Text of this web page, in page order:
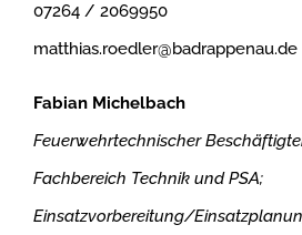
07264 / 2069950
matthias.roedler@badrappenau.de
Fabian Michelbach
Feuerwehrtechnischer
Fachbereich Technik und PSA;
Einsatzvorbereitung/